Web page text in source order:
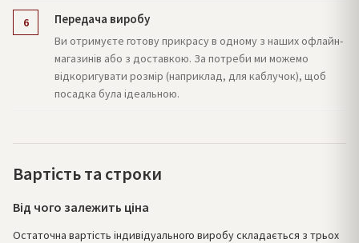
6 Передача виробу
Ви отримуєте готову прикрасу в одному з наших офлайн-
магазинів або з доставкою. За потреби ми можемо
відкоригувати розмір (наприклад, для каблучок), щоб
посадка була ідеальною.
Вартість та строки
Від чого залежить ціна
Остаточна вартість індивідуального виробу складається з трьох